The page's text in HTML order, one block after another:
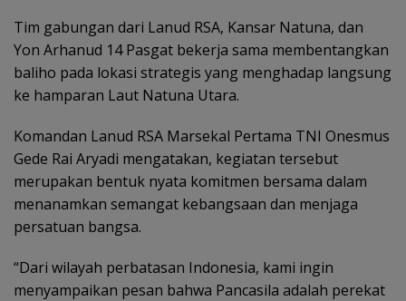
Tim gabungan dari Lanud RSA, Kansar Natuna, dan
Yon Arhanud 14 Pasgat bekerja sama membentangkan
baliho pada lokasi strategis yang menghadap langsung
ke hamparan Laut Natuna Utara.
Komandan Lanud RSA Marsekal Pertama TNI Onesmus
Gede Rai Aryadi mengatakan, kegiatan tersebut
merupakan bentuk nyata komitmen bersama dalam
menanamkan semangat kebangsaan dan menjaga
persatuan bangsa.
“Dari wilayah perbatasan Indonesia, kami ingin
menyampaikan pesan bahwa Pancasila adalah perekat